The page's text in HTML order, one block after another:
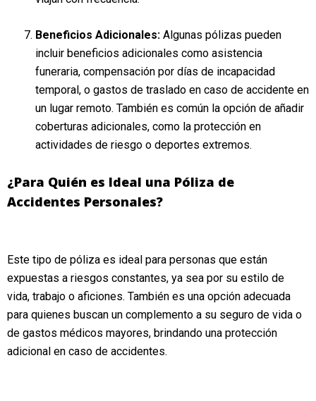
Beneficios Adicionales: Algunas pólizas pueden
incluir beneficios adicionales como asistencia
funeraria, compensación por días de incapacidad
temporal, o gastos de traslado en caso de accidente en
un lugar remoto. También es común la opción de añadir
coberturas adicionales, como la protección en
actividades de riesgo o deportes extremos.
¿Para Quién es Ideal una Póliza de
Accidentes Personales?
Este tipo de póliza es ideal para personas que están
expuestas a riesgos constantes, ya sea por su estilo de
vida, trabajo o aficiones. También es una opción adecuada
para quienes buscan un complemento a su seguro de vida o
de gastos médicos mayores, brindando una protección
adicional en caso de accidentes.